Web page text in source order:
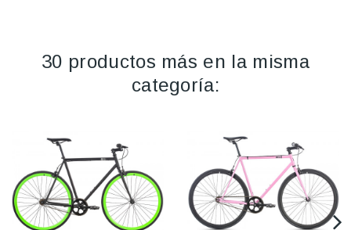
30 productos más en la misma
categoría: